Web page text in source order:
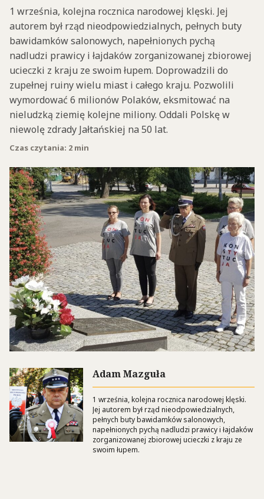
1 września, kolejna rocznica narodowej klęski. Jej
autorem był rząd nieodpowiedzialnych, pełnych buty
bawidamków salonowych, napełnionych pychą
nadludzi prawicy i łajdaków zorganizowanej zbiorowej
ucieczki z kraju ze swoim łupem. Doprowadzili do
zupełnej ruiny wielu miast i całego kraju. Pozwolili
wymordować 6 milionów Polaków, eksmitować na
nieludzką ziemię kolejne miliony. Oddali Polskę w
niewolę zdrady Jałtańskiej na 50 lat.
Czas czytania: 2 min
Adam Mazguła
1 września, kolejna rocznica narodowej klęski.
Jej autorem był rząd nieodpowiedzialnych,
pełnych buty bawidamków salonowych,
napełnionych pychą nadludzi prawicy i łajdaków
zorganizowanej zbiorowej ucieczki z kraju ze
swoim łupem.